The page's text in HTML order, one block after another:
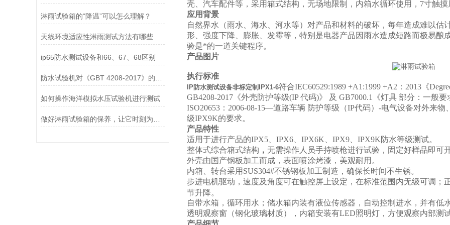
淋雨试验箱的“降温”可以怎么理解？
天线环境适应性淋雨测试方法有哪些
ip65防水测试设备和66、67、68区别
如何操作海洋模拟水压试验机进行测试
壳、汽车配件等，采用箱式结构，无场地限制，内箱水循环使用，7寸触
应用背景
自然界水（雨水、海水、河水等）对产品和材料的破坏，每年造成难以
形、强度下降、膨胀、发霉等，特别是电器产品因雨水造成短路而极易
验是*的一道关键程序。
产品图片
执行标准
IP防水测试设备非标定制IPX1-6符合IEC60529:1989 +A1:1999 +A2：2013《
GB4208-2017《外壳防护等级(IP 代码)》 及 GB7000.1《灯具 部分：一般
ISO20653：2006-08-15—道路车辆 防护等级（IP代码）-电气设备对外来
级IPX9K的要求。
产品特性
适用于进行产品的IPX5、IPX6、IPX6K、IPX9、IPX9K防水等级测试。
整体式综合箱式结构 ， 无需操作人员手持喷枪进行试验，固定好样品即可
外壳由国产钢板加工而成，表面喷涂烤漆，美观耐用。
内箱、转台采用SUS304#不锈钢板加工制造，确保长时间不生锈。
步进电机驱动，速度及角度可在触控屏上设定，在标准范围内无级可调
节升降。
自带水箱，循环用水；储水箱内装有液位传感器，自动控制进水，并有低
透明观察窗（钢化玻璃材质），内箱安装有LED照明灯，方便观察内部测